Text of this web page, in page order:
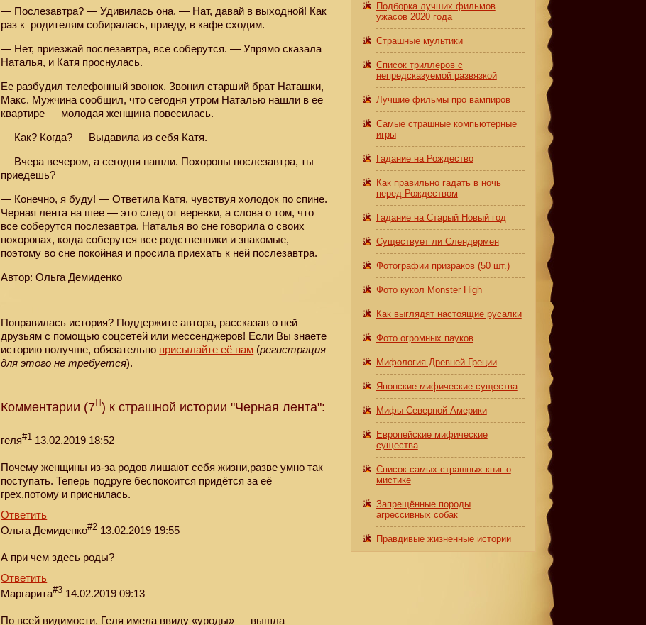
— Послезавтра? — Удивилась она. — Нат, давай в выходной! Как
раз к родителям собиралась, приеду, в кафе сходим.
— Нет, приезжай послезавтра, все соберутся. — Упрямо сказала
Наталья, и Катя проснулась.
Ее разбудил телефонный звонок. Звонил старший брат Наташки,
Макс. Мужчина сообщил, что сегодня утром Наталью нашли в ее
квартире — молодая женщина повесилась.
— Как? Когда? — Выдавила из себя Катя.
— Вчера вечером, а сегодня нашли. Похороны послезавтра, ты
приедешь?
— Конечно, я буду! — Ответила Катя, чувствуя холодок по спине.
Черная лента на шее — это след от веревки, а слова о том, что
все соберутся послезавтра. Наталья во сне говорила о своих
похоронах, когда соберутся все родственники и знакомые,
поэтому во сне покойная и просила приехать к ней послезавтра.
Автор: Ольга Демиденко
Понравилась история? Поддержите автора, рассказав о ней
друзьям с помощью соцсетей или мессенджеров! Если Вы знаете
историю получше, обязательно присылайте её нам (регистрация
для этого не требуется).
Комментарии (7 ) к страшной истории "Черная лента":
геля#1 13.02.2019 18:52
Почему женщины из-за родов лишают себя жизни,разве умно так
поступать. Теперь подруге беспокоится придётся за её
грех,потому и приснилась.
Ответить
Ольга Демиденко#2 13.02.2019 19:55
А при чем здесь роды?
Ответить
Маргарита#3 14.02.2019 09:13
По всей видимости, Геля имела ввиду «уроды» — вышла
Подборка лучших фильмов
ужасов 2020 года
Страшные мультики
Список триллеров с
непредсказуемой развязкой
Лучшие фильмы про вампиров
Самые страшные компьютерные
игры
Гадание на Рождество
Как правильно гадать в ночь
перед Рождеством
Гадание на Старый Новый год
Существует ли Слендермен
Фотографии призраков (50 шт.)
Фото кукол Monster High
Как выглядят настоящие русалки
Фото огромных пауков
Мифология Древней Греции
Японские мифические существа
Мифы Северной Америки
Европейские мифические
существа
Список самых страшных книг о
мистике
Запрещённые породы
агрессивных собак
Правдивые жизненные истории